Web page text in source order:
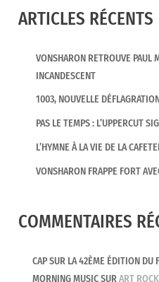
ARTICLES RÉCENTS
VONSHARON RETROUVE PAUL
INCANDESCENT
1003, NOUVELLE
PAS LE TEMPS : L’UPPERCUT
L’HYMNE À LA VIE DE LA
VONSHARON FRAPPE FORT
COMMENTAIRES
CAP SUR LA 42ÈME ÉDITION DU
MORNING MUSICSURART